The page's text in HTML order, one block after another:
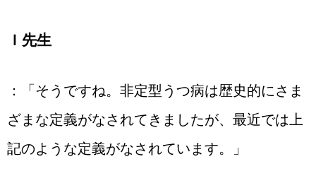
Ｉ先生
：「そうですね。非定型うつ病は歴史的にさま
ざまな定義がなされてきましたが、最近では上
記のような定義がなされています。」